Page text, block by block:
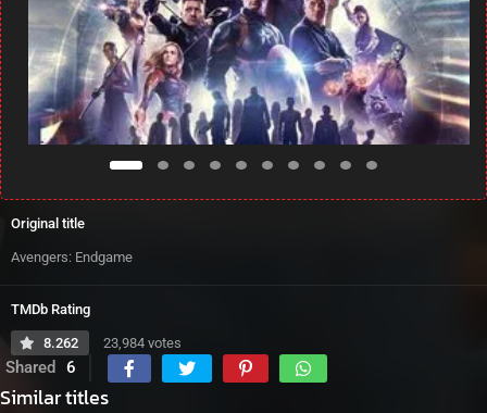
Original title
Avengers: Endgame
TMDb Rating
8.262 23,984 votes
Shared 6
Similar titles